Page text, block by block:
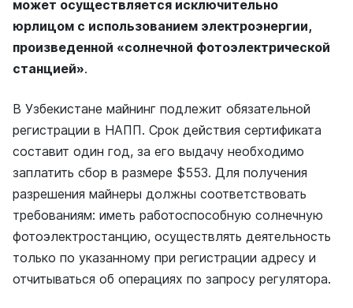
может осуществляется исключительно
юрлицом с использованием электроэнергии,
произведенной «солнечной фотоэлектрической
станцией».
В Узбекистане майнинг подлежит обязательной
регистрации в НАПП. Срок действия сертификата
составит один год, за его выдачу необходимо
заплатить сбор в размере $553. Для получения
разрешения майнеры должны соответствовать
требованиям: иметь работоспособную солнечную
фотоэлектростанцию, осуществлять деятельность
только по указанному при регистрации адресу и
отчитываться об операциях по запросу регулятора.